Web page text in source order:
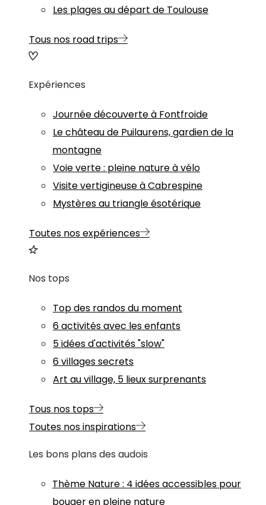
Les plages au départ de Toulouse
Tous nos road trips
Expériences
Journée découverte à Fontfroide
Le château de Puilaurens, gardien de la
montagne
Voie verte : pleine nature à vélo
Visite vertigineuse à Cabrespine
Mystères au triangle ésotérique
Toutes nos expériences
Nos tops
Top des randos du moment
6 activités avec les enfants
5 idées d'activités "slow"
6 villages secrets
Art au village, 5 lieux surprenants
Tous nos tops
Toutes nos inspirations
Les bons plans des audois
Thème Nature: 4 idées accessibles pour
bouger en pleine nature